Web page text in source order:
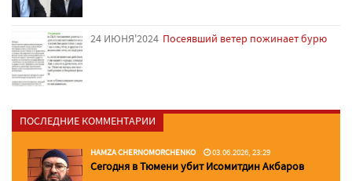
24 ИЮНЯ'2024 Посеявший ветер пожинает бурю
ПОСЛЕДНИЕ КОММЕНТАРИИ
HAMZA CHERNOMORCHENKO 03.06.2026, 23:29
Сегодня в Тюмени убит Исомитдин Акбаров